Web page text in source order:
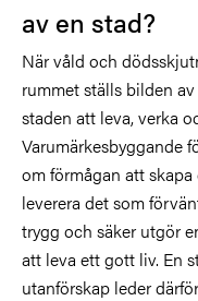
av en stad?
När våld och
rummet ställs bilden
staden att leva, verka
Varumärkesbyggande
om förmågan att
leverera det som
trygg och säker utgör
att leva ett gott liv. En
utanförskap leder